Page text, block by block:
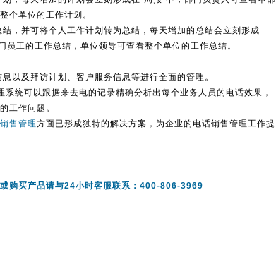
个单位的工作计划。
，并可将个人工作计划转为总结，每天增加的总结会立刻形成
员工的工作总结，单位领导可查看整个单位的工作总结。
以及拜访计划、客户服务信息等进行全面的管理。
统可以跟据来去电的记录精确分析出每个业务人员的电话效果，
工作问题。
售管理方面已形成独特的解决方案，为企业的电话销售管理工作提
购买产品请与24小时客服联系：400-806-3969